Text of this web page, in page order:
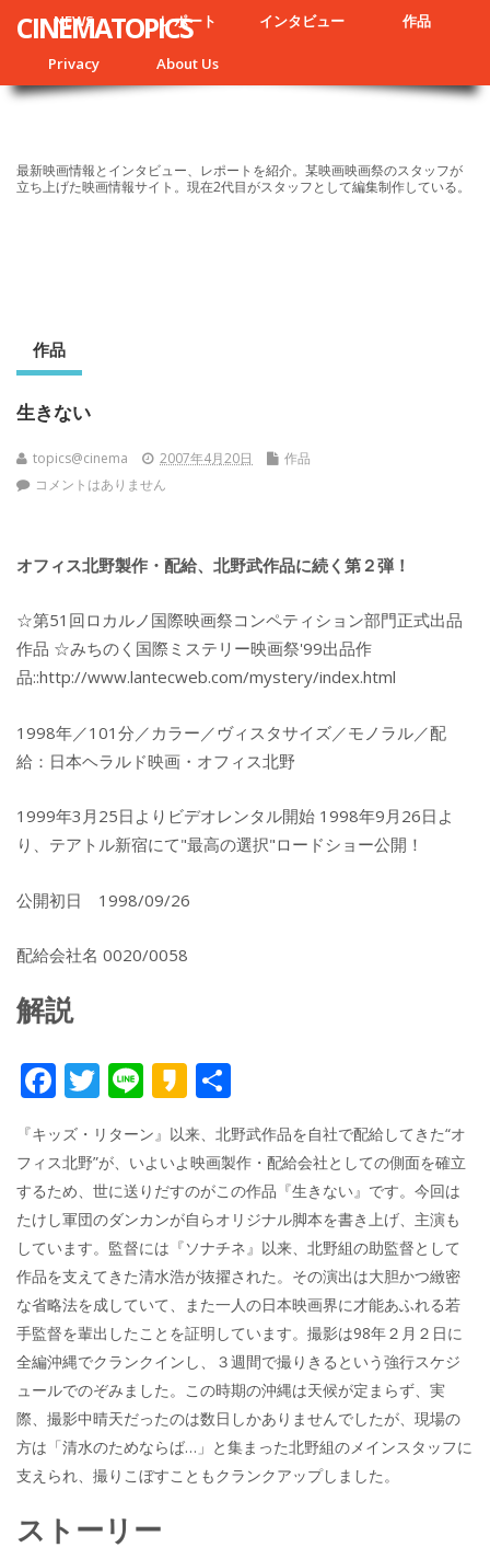
NEWS レポート インタビュー 作品
Privacy About Us
CINEMATOPICS
最新映画情報とインタビュー、レポートを紹介。某映画映画祭のスタッフが
立ち上げた映画情報サイト。現在2代目がスタッフとして編集制作している。
作品
生きない
topics@cinema 2007年4月20日
作品
コメントはありません
オフィス北野製作・配給、北野武作品に続く第２弾！
☆第51回ロカルノ国際映画祭コンペティション部門正式出品
作品 ☆みちのく国際ミステリー映画祭'99出品作
品::http://www.lantecweb.com/mystery/index.html
1998年／101分／カラー／ヴィスタサイズ／モノラル／配
給：日本ヘラルド映画・オフィス北野
1999年3月25日よりビデオレンタル開始 1998年9月26日よ
り、テアトル新宿にて"最高の選択"ロードショー公開！
公開初日 1998/09/26
配給会社名 0020/0058
解説
F
ac
e
b
o
o
k
T
w
itt
er
Li
e
K
a
k
a
o
有
『キッズ・リターン』以来、北野武作品を自社で配給してきた“オ
フィス北野”が、いよいよ映画製作・配給会社としての側面を確立
するため、世に送りだすのがこの作品『生きない』です。今回は
たけし軍団のダンカンが自らオリジナル脚本を書き上げ、主演も
しています。監督には『ソナチネ』以来、北野組の助監督として
作品を支えてきた清水浩が抜擢された。その演出は大胆かつ緻密
な省略法を成していて、また一人の日本映画界に才能あふれる若
手監督を輩出したことを証明しています。撮影は98年２月２日に
全編沖縄でクランクインし、３週間で撮りきるという強行スケジ
ュールでのぞみました。この時期の沖縄は天候が定まらず、実
際、撮影中晴天だったのは数日しかありませんでしたが、現場の
方は「清水のためならば…」と集まった北野組のメインスタッフに
支えられ、撮りこぼすこともクランクアップしました。
ストーリー